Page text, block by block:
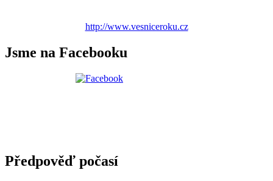
http://www.vesniceroku.cz
Jsme na Facebooku
Předpověď počasí